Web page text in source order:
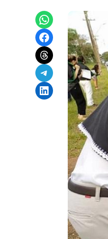
Share on WhatsApp
Share on Facebook
Share on Threads
Share on Telegram
Share on LinkedIn